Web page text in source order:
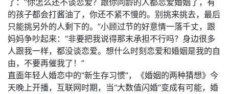
了：“你怎么还不谈恋爱？跟你同龄的人都恋爱婚姻了，有
的孩子都会打酱油了，你还不紧不慢的。别挑来挑去，最后
只能挑另外的人剩下的。”小顾过节的好意情一落千丈，跟
妈妈争吵起来：“非要把我说得那末承担不行吗？身边很多
人跟我一样，都没谈恋爱。想什么时刻恋爱和婚姻是我的自
由，不要再催我了！”
直面年轻人婚恋中的“新生存习惯”，《婚姻的两种猜想》今
天晚上开播，互联网时期，当“大数值闪婚”变成有可能，婚